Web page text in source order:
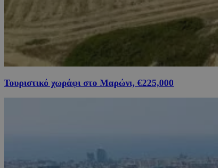
Τουριστικό χωράφι στο Μαρώνι, €225,000